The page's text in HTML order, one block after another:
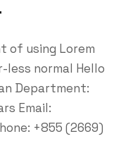
of using Lorem
less normal Hello
Department:
Email:
+855 (2669)